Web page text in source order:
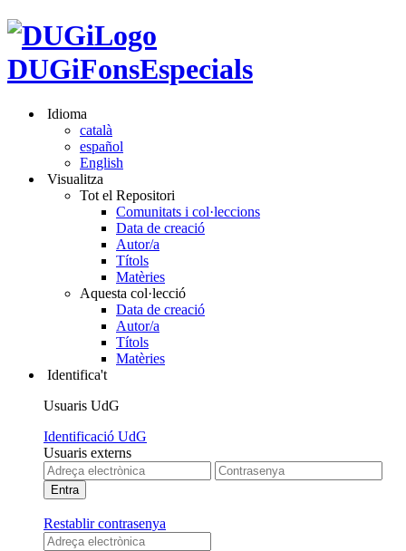
DUGiFonsEspecials
Idioma
català
español
English
Visualitza
Tot el Repositori
Comunitats i col·leccions
Data de creació
Autor/a
Títols
Matèries
Aquesta col·lecció
Data de creació
Autor/a
Títols
Matèries
Identifica't
Usuaris UdG
Identificació UdG
Usuaris externs
Restablir contrasenya